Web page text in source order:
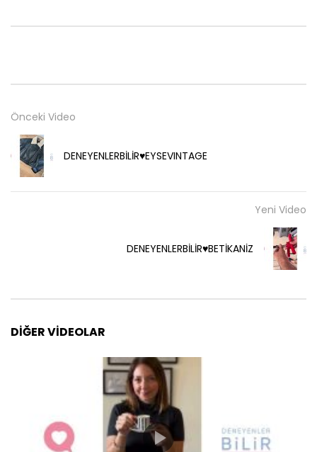
Önceki Video
DENEYENLERBİLİR♥️EYSEVINTAGE
Yeni Video
DENEYENLERBİLİR♥️BETİKANİZ
DIĞER VIDEOLAR